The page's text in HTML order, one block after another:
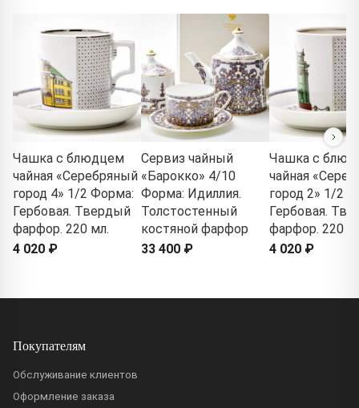
Чашка с блюдцем
чайная «Серебряный
город 4» 1/2 Форма:
Гербовая. Твердый
фарфор. 220 мл.
4 020 ₽
Сервиз чайный
«Барокко» 4/10
Форма: Идиллия.
Толстостенный
костяной фарфор
33 400 ₽
Чашка с
чайная
город 2» 1/2
Гербовая.
фарфор. 220
4 020 ₽
Покупателям
Обслуживание клиентов
Оформление заказа